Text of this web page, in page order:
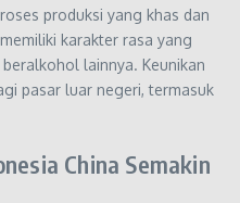
produksi yang khas dan
karakter rasa yang
lainnya. Keunikan
pasar luar negeri, termasuk
China Semakin